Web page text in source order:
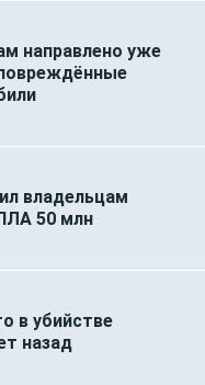
направлено уже
владельцам
50 млн
в убийстве
назад